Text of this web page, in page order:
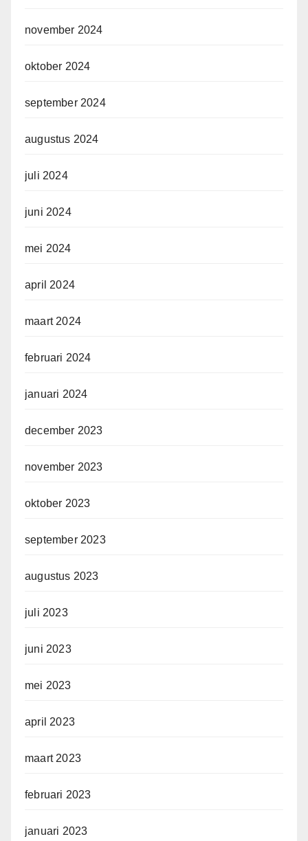
november 2024
oktober 2024
september 2024
augustus 2024
juli 2024
juni 2024
mei 2024
april 2024
maart 2024
februari 2024
januari 2024
december 2023
november 2023
oktober 2023
september 2023
augustus 2023
juli 2023
juni 2023
mei 2023
april 2023
maart 2023
februari 2023
januari 2023